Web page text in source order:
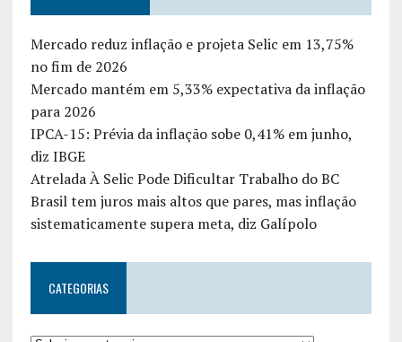
Mercado reduz inflação e projeta Selic em 13,75%
no fim de 2026
Mercado mantém em 5,33% expectativa da inflação
para 2026
IPCA-15: Prévia da inflação sobe 0,41% em junho,
diz IBGE
Atrelada À Selic Pode Dificultar Trabalho do BC
Brasil tem juros mais altos que pares, mas inflação
sistematicamente supera meta, diz Galípolo
CATEGORIAS